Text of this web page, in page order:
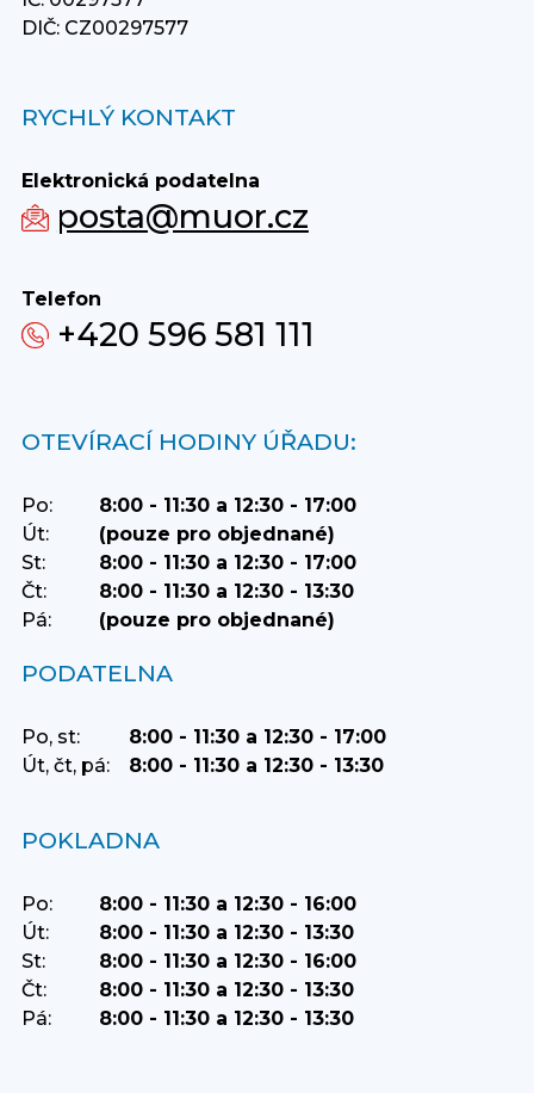
DIČ: CZ00297577
RYCHLÝ KONTAKT
Elektronická podatelna
posta@muor.cz
Telefon
+420 596 581 111
OTEVÍRACÍ HODINY ÚŘADU:
Po:
8:00 - 11:30 a 12:30 - 17:00
Út:
(pouze pro objednané)
St:
8:00 - 11:30 a 12:30 - 17:00
Čt:
8:00 - 11:30 a 12:30 - 13:30
Pá:
(pouze pro objednané)
PODATELNA
Po, st:
8:00 - 11:30 a 12:30 - 17:00
Út, čt, pá:
8:00 - 11:30 a 12:30 - 13:30
POKLADNA
Po:
8:00 - 11:30 a 12:30 - 16:00
Út:
8:00 - 11:30 a 12:30 - 13:30
St:
8:00 - 11:30 a 12:30 - 16:00
Čt:
8:00 - 11:30 a 12:30 - 13:30
Pá:
8:00 - 11:30 a 12:30 - 13:30